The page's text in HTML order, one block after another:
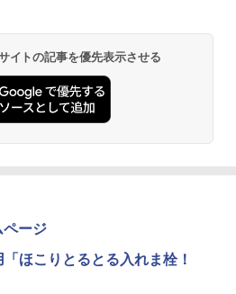
イトの記事を優先表示させる
ージ
ほこりとるとる入れま栓！